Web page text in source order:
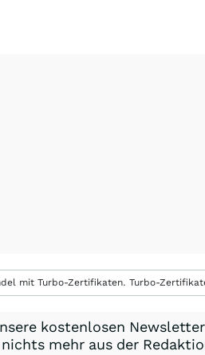
mit Turbo-Zertifikaten. Turbo-
kostenlosen
mehr aus der